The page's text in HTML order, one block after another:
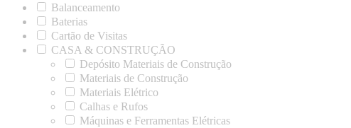
Balanceamento
Baterias
Cartão de Visitas
CASA & CONSTRUÇÃO
Depósito Materiais de Construção
Materiais de Construção
Materiais Elétrico
Calhas e Rufos
Máquinas e Ferramentas Elétricas